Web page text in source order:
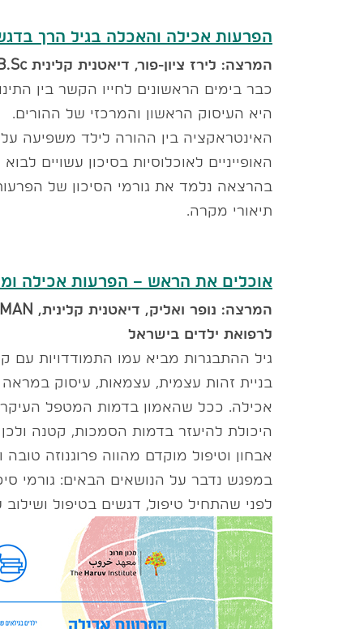
הפרעות אכילה והאכלה בגיל הרך בדגש על
המרצה: לירז ציון-פור, דיאטנית קלינית
כבר בימים הראשונים לחייו הקשר בין
היא העיסוק הראשון והמרכזי של ההורים.
האינטראקציה בין ההורה לילד משפיעה
האופייניים לאוכלוסיות בסיכון עשויים
בהרצאה נלמד את גורמי הסיכון של
תיאורי מקרה.
אוכלים את הראש – הפרעות אכילה ומתבגרים | 22
המרצה: נופר ואליק, דיאטנית קלינית, MAN
לרפואת ילדים בישראל
גיל ההתבגרות מביא עמו התמודדויות עם
בניית זהות עצמית, עצמאות, עיסוק
אכילה. ככל שהאמון בדמות המטפל
היכולת להיעזר בדמות הסמכות, קטנה
אבחון וטיפול מוקדם מהווה פרוגנוזה טובה
במפגש נדבר על הנושאים הבאים: גורמי
לפני שהתחיל טיפול, דגשים בטיפול